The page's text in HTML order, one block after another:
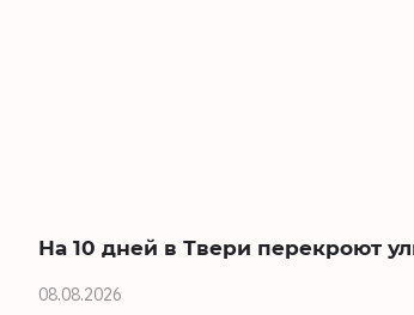
На 10 дней в Твери перекроют
08.08.2026